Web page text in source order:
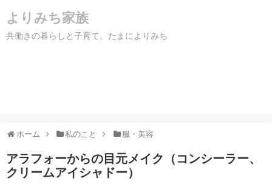
よりみち家族
共働きの暮らしと子育て。たまによりみち
ホーム 私のこと 服・美容
アラフォーからの目元メイク（コンシーラー、
クリームアイシャドー）